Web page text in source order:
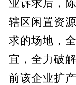
业诉求后，
辖区闲置资
求的场地，
宜，全力破
前该企业扩